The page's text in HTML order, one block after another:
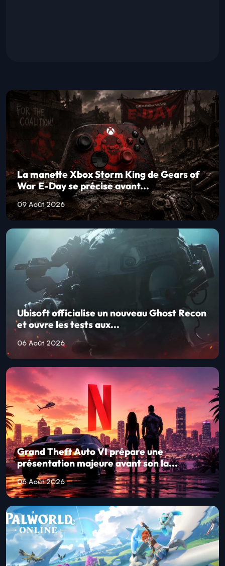
La manette Xbox Storm King de Gears of
War E-Day se précise avant...
09 Août 2026
Ubisoft officialise un nouveau Ghost Recon
et ouvre les tests aux...
06 Août 2026
Grand Theft Auto VI prépare une
présentation majeure avant son la...
06 Août 2026